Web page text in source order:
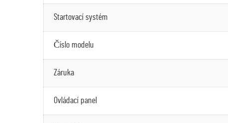
Startovací systém
Číslo modelu
Záruka
Ovládací panel